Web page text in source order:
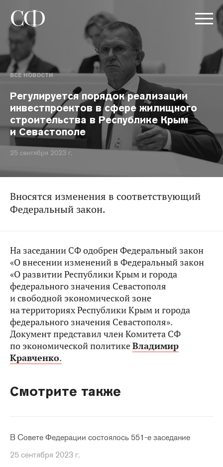
ВСЕ НОВОСТИ
Регулируется порядок реализации
инвестпроектов в сфере жилищного
строительства в Республике Крым
и Севастополе
25 сентября 2023 г.
Вносятся изменения в соответствующий
Федеральный закон.
На заседании СФ одобрен Федеральный закон
«О внесении изменений в Федеральный закон
«О развитии Республики Крым и города
федерального значения Севастополя
и свободной экономической зоне
на территориях Республики Крым и города
федерального значения Севастополя».
Документ представил член Комитета СФ
по экономической политикеВладимир
Кравченко.
Смотрите также
В Совете Федерации состоялось 551-е заседание
25 сентября 2023 г.